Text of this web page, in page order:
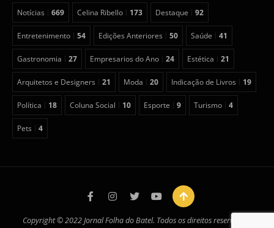
Notícias 669 Celina Ribello 173 Destaque 92
Entretenimento 54 Edições Anteriores 50 Saúde 41
Gastronomia 27 Empresarios do Ano 24 Estética 21
Arquitetos e Designers 21 Moda 20 Indicação de Livros 19
Política 18 Coluna Social 10 Esporte 9 Turismo 4
Pets 4
Copyright © 2022 Jornal Folha do Batel. Todos os direitos reservados.